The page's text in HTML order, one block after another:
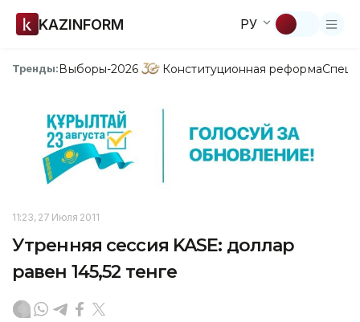
KAZINFORM РУ
Тренды:Выборы-2026 Конституционная реформа
11:23, 27 Июля 2011
Утренняя сессия KASE: доллар
равен 145,52 тенге